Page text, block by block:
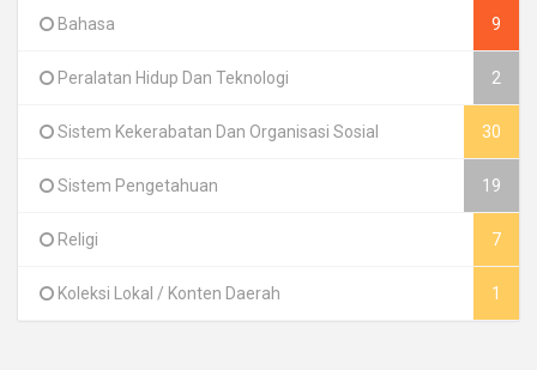
Bahasa 9
Peralatan Hidup Dan Teknologi 2
Sistem Kekerabatan Dan Organisasi Sosial 30
Sistem Pengetahuan 19
Religi 7
Koleksi Lokal / Konten Daerah 1